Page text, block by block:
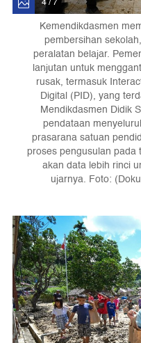
Kemendikdasmen
pembersihan
peralatan belajar.
lanjutan untuk
rusak, termasuk
Digital (PID), yang
Mendikdasmen Didik
pendataan
prasarana satuan
proses pengusulan pada
akan data lebih rinci
ujarnya. Foto: